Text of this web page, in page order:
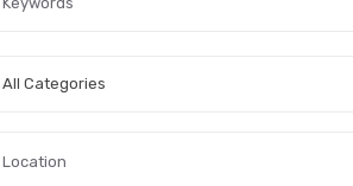
All Categories